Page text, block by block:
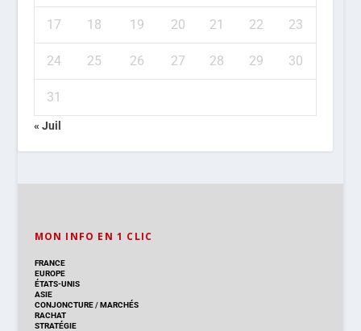
17 18 19 20 21 22 23
24 25 26 27 28 29 30
31
« Juil
MON INFO EN 1 CLIC
FRANCE
EUROPE
ÉTATS-UNIS
ASIE
CONJONCTURE/MARCHÉS
RACHAT
STRATÉGIE